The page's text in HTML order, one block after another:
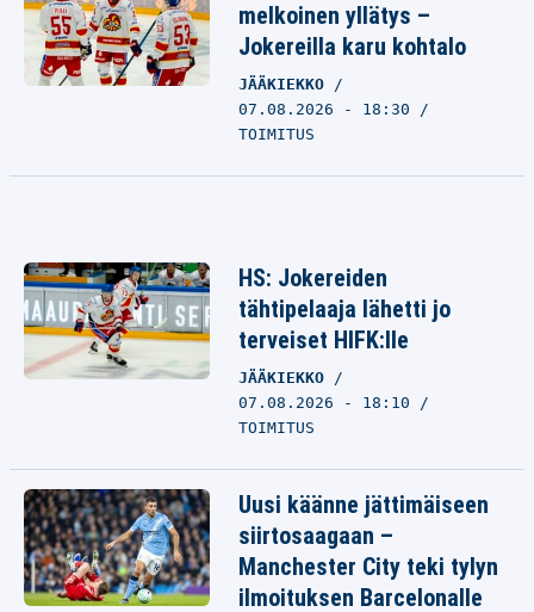
melkoinen yllätys –
Jokereilla karu kohtalo
JÄÄKIEKKO
07.08.2026 - 18:30
TOIMITUS
HS: Jokereiden
tähtipelaaja lähetti jo
terveiset HIFK:lle
JÄÄKIEKKO
07.08.2026 - 18:10
TOIMITUS
Uusi käänne jättimäiseen
siirtosaagaan –
Manchester City teki tylyn
ilmoituksen Barcelonalle